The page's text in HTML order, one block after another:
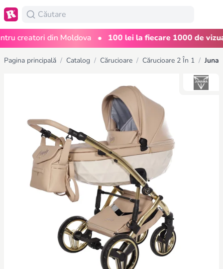
creatori din Moldova • 100 lei la fiecare 1000 de
Pagina principală / Catalog / Cărucioare / Cărucioare 2 În 1 /